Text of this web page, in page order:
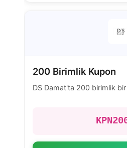
200 Birimlik Kupon
DS Damat'ta 200 birimlik bir